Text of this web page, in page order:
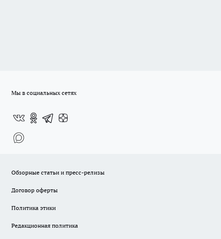
Мы в социальных сетях
Обзорные статьи и пресс-релизы
Договор оферты
Политика этики
Редакционная политика